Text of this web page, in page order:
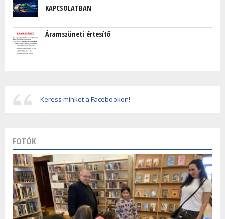
KAPCSOLATBAN
Áramszüneti értesítő
Keress minket a Facebookon!
FOTÓK